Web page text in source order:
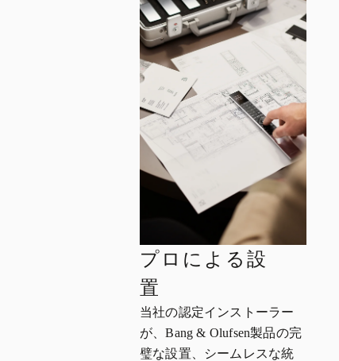
プロによる設
置
当社の認定インストーラー
が、Bang & Olufsen製品の完
璧な設置、シームレスな統